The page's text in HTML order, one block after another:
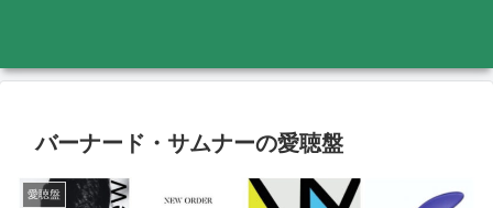
バーナード・サムナーの愛聴盤
愛聴盤